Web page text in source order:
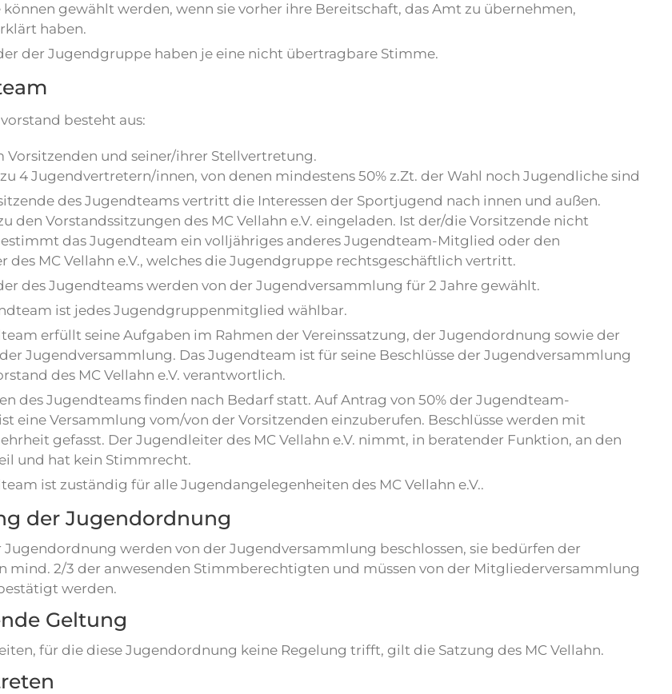
können gewählt werden, wenn sie vorher ihre Bereitschaft, das Amt zu übernehmen,
haben.
der Jugendgruppe haben je eine nicht übertragbare Stimme.
besteht aus:
Vorsitzenden und seiner/ihrer Stellvertretung.
4 Jugendvertretern/innen, von denen mindestens 50% z.Zt. der Wahl noch Jugendliche sind
des Jugendteams vertritt die Interessen der Sportjugend nach innen und außen.
den Vorstandssitzungen des MC Vellahn e.V. eingeladen. Ist der/die Vorsitzende nicht
das Jugendteam ein volljähriges anderes Jugendteam-Mitglied oder den
des MC Vellahn e.V., welches die Jugendgruppe rechtsgeschäftlich vertritt.
des Jugendteams werden von der Jugendversammlung für 2 Jahre gewählt.
ist jedes Jugendgruppenmitglied wählbar.
erfüllt seine Aufgaben im Rahmen der Vereinssatzung, der Jugendordnung sowie der
Jugendversammlung. Das Jugendteam ist für seine Beschlüsse der Jugendversammlung
des MC Vellahn e.V. verantwortlich.
des Jugendteams finden nach Bedarf statt. Auf Antrag von 50% der Jugendteam-
eine Versammlung vom/von der Vorsitzenden einzuberufen. Beschlüsse werden mit
gefasst. Der Jugendleiter des MC Vellahn e.V. nimmt, in beratender Funktion, an den
und hat kein Stimmrecht.
ist zuständig für alle Jugendangelegenheiten des MC Vellahn e.V..
der Jugendordnung
werden von der Jugendversammlung beschlossen, sie bedürfen der
mind. 2/3 der anwesenden Stimmberechtigten und müssen von der Mitgliederversammlung
werden.
Geltung
für die diese Jugendordnung keine Regelung trifft, gilt die Satzung des MC Vellahn.